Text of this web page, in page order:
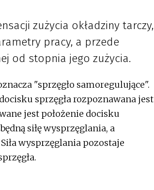
zużycia okładziny tarczy,
pracy, a przede
od stopnia jego zużycia.
"sprzęgło samoregulujące".
sprzęgła rozpoznawana jest
jest położenie docisku
siłę wysprzęglania, a
wysprzęglania pozostaje